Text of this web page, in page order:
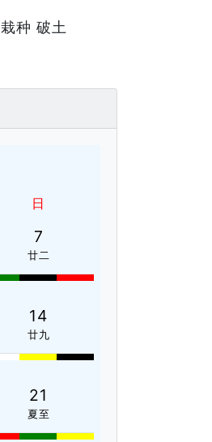
种 破土
日
7
廿二
14
廿九
21
夏至